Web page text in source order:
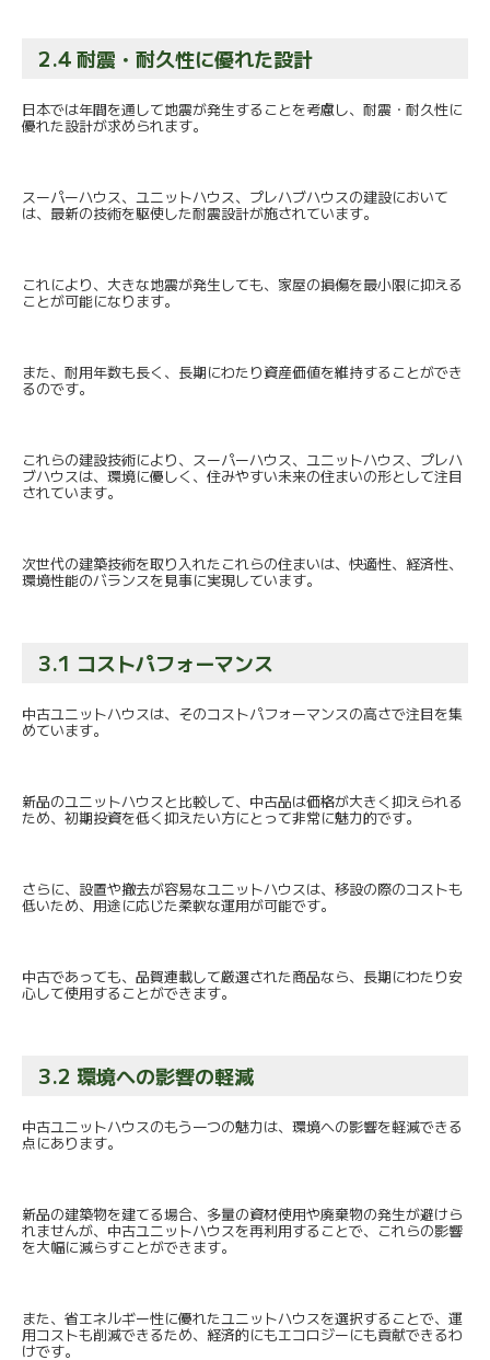
2.4 耐震・耐久性に優れた設計
日本では年間を通して地震が発生することを考慮し、耐震・ 耐久性に
優れた設計が求められます。
スーパーハウス、ユニットハウス、 プレハブハウスの建設において
は、 最新の技術を駆使した耐震設計が施されています。
これにより、大きな地震が発生しても、 家屋の損傷を最小限に抑える
ことが可能になります。
また、耐用年数も長く、 長期にわたり資産価値を維持することができ
るのです。
これらの建設技術により、スーパーハウス、ユニットハウス、 プレハ
ブハウスは、環境に優しく、 住みやすい未来の住まいの形として注目
されています。
次世代の建築技術を取り入れたこれらの住まいは、快適性、 経済性、
環境性能のバランスを見事に実現しています。
3.1 コストパフォーマンス
中古ユニットハウスは、 そのコストパフォーマンスの高さで注目を集
めています。
新品のユニットハウスと比較して、 中古品は価格が大きく抑えられる
ため、 初期投資を低く抑えたい方にとって非常に魅力的です。
さらに、設置や撤去が容易なユニットハウスは、 移設の際のコストも
低いため、 用途に応じた柔軟な運用が可能です。
中古であっても、品賀連載して厳選された商品なら、 長期にわたり安
心して使用することができます。
3.2 環境への影響の軽減
中古ユニットハウスのもう一つの魅力は、 環境への影響を軽減できる
点にあります。
新品の建築物を建てる場合、 多量の資材使用や廃棄物の発生が避けら
れませんが、 中古ユニットハウスを再利用することで、 これらの影響
を大幅に減らすことができます。
また、省エネルギー性に優れたユニットハウスを選択することで、 運
用コストも削減できるため、 経済的にもエコロジーにも貢献できるわ
けです。